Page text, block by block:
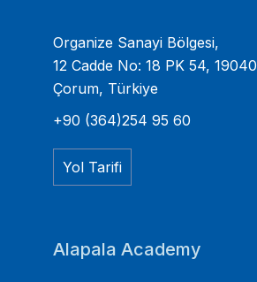
Organize Sanayi Bölgesi,
12 Cadde No: 18 PK 54, 19040
Çorum, Türkiye
+90 (364)254 95 60
Yol Tarifi
Alapala Academy